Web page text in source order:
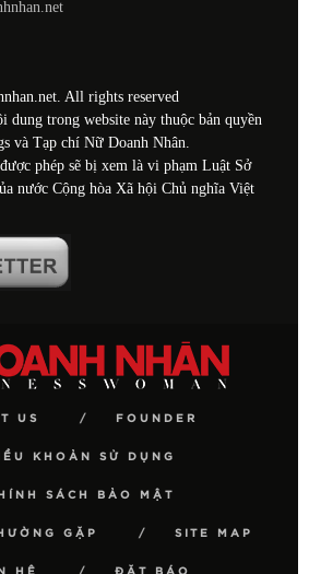
All rights reserved
dung trong website này thuộc bản quyền
và Tạp chí Nữ Doanh Nhân.
phép sẽ bị xem là vi phạm Luật Sở
nước Cộng hòa Xã hội Chủ nghĩa Việt
US FOUNDER
KHOẢN SỬ DỤNG
SÁCH BẢO MẬT
GẶP SITE MAP
HỆ ĐẶT BÁO